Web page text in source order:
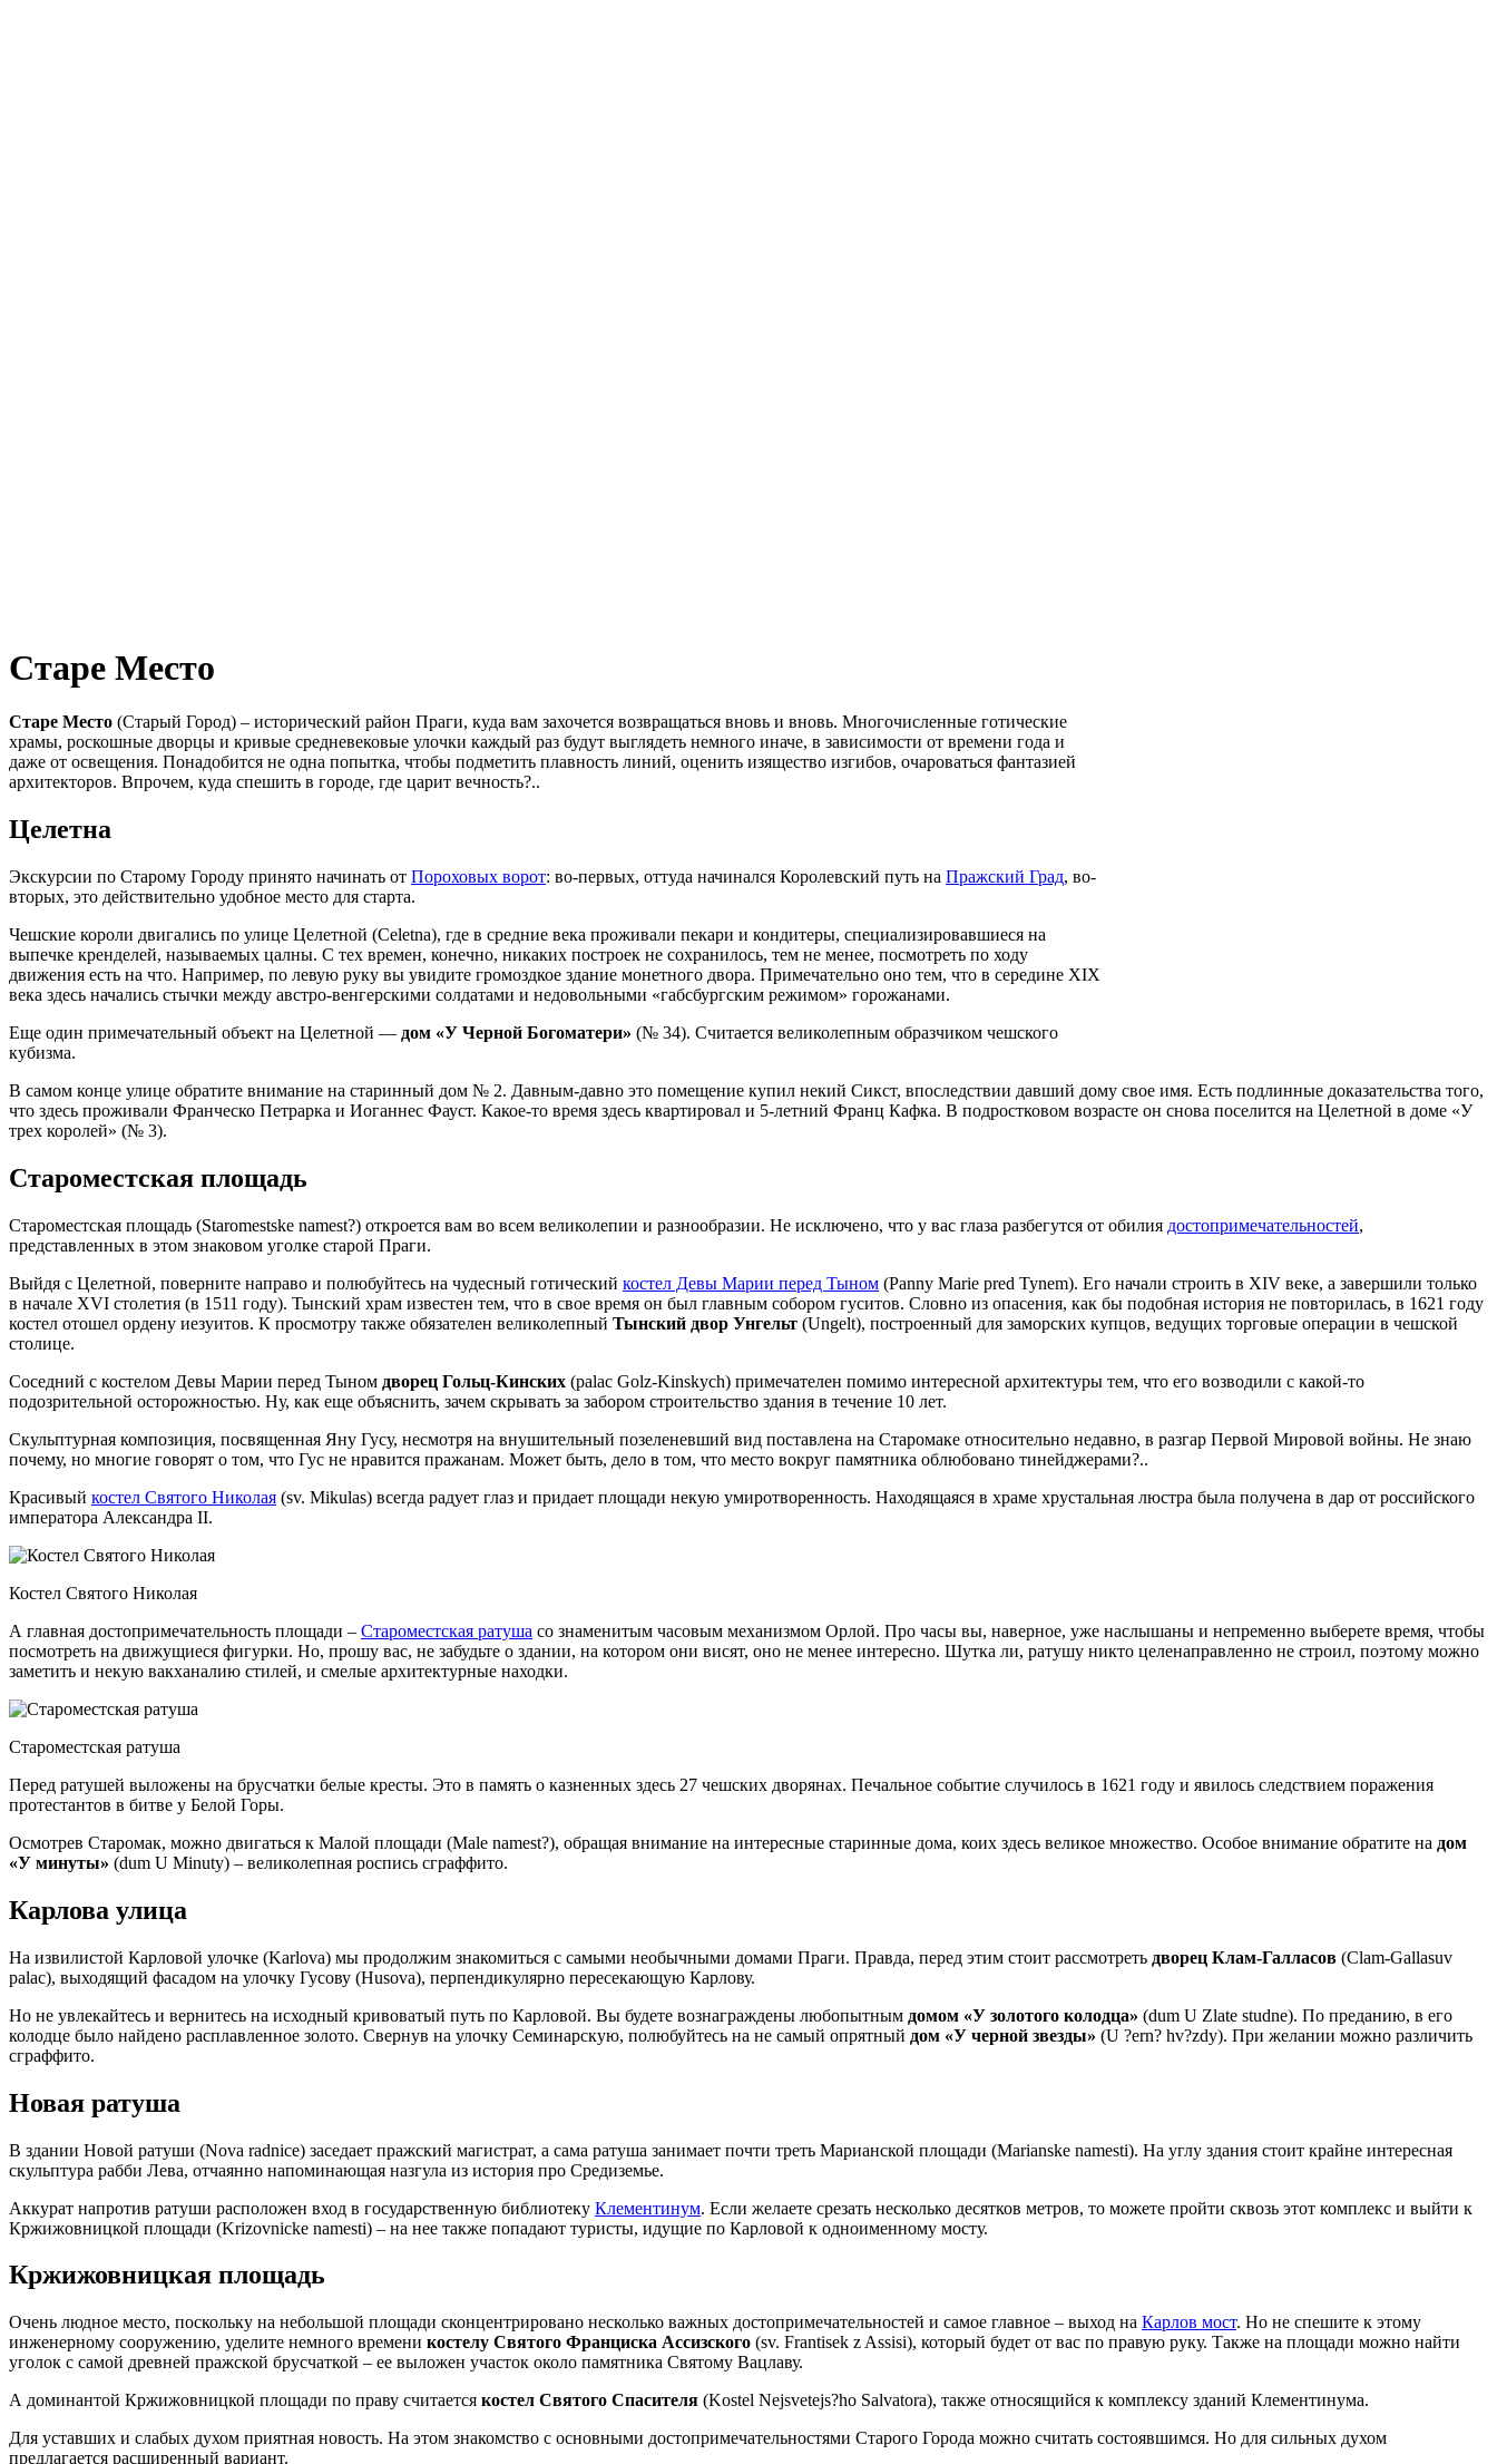
Старе Место
Старе Место (Старый Город) – исторический район Праги, куда вам захочется возвращаться вновь и вновь. Многочисленные готические
храмы, роскошные дворцы и кривые средневековые улочки каждый раз будут выглядеть немного иначе, в зависимости от времени года и
даже от освещения. Понадобится не одна попытка, чтобы подметить плавность линий, оценить изящество изгибов, очароваться фантазией
архитекторов. Впрочем, куда спешить в городе, где царит вечность?..
Целетна
Экскурсии по Старому Городу принято начинать от Пороховых ворот: во-первых, оттуда начинался Королевский путь на Пражский Град, во-
вторых, это действительно удобное место для старта.
Чешские короли двигались по улице Целетной (Celetna), где в средние века проживали пекари и кондитеры, специализировавшиеся на
выпечке кренделей, называемых цалны. С тех времен, конечно, никаких построек не сохранилось, тем не менее, посмотреть по ходу
движения есть на что. Например, по левую руку вы увидите громоздкое здание монетного двора. Примечательно оно тем, что в середине XIX
века здесь начались стычки между австро-венгерскими солдатами и недовольными «габсбургским режимом» горожанами.
Еще один примечательный объект на Целетной — дом «У Черной Богоматери» (№ 34). Считается великолепным образчиком чешского
кубизма.
В самом конце улице обратите внимание на старинный дом № 2. Давным-давно это помещение купил некий Сикст, впоследствии давший дому свое имя. Есть подлинные доказательства того,
что здесь проживали Франческо Петрарка и Иоганнес Фауст. Какое-то время здесь квартировал и 5-летний Франц Кафка. В подростковом возрасте он снова поселится на Целетной в доме «У
трех королей» (№ 3).
Староместская площадь
Староместская площадь (Staromestske namest?) откроется вам во всем великолепии и разнообразии. Не исключено, что у вас глаза разбегутся от обилия достопримечательностей,
представленных в этом знаковом уголке старой Праги.
Выйдя с Целетной, поверните направо и полюбуйтесь на чудесный готический костел Девы Марии перед Тыном (Panny Marie pred Tynem). Его начали строить в XIV веке, а завершили только
в начале XVI столетия (в 1511 году). Тынский храм известен тем, что в свое время он был главным собором гуситов. Словно из опасения, как бы подобная история не повторилась, в 1621 году
костел отошел ордену иезуитов. К просмотру также обязателен великолепный Тынский двор Унгельт (Ungelt), построенный для заморских купцов, ведущих торговые операции в чешской
столице.
Соседний с костелом Девы Марии перед Тыном дворец Гольц-Кинских (palac Golz-Kinskych) примечателен помимо интересной архитектуры тем, что его возводили с какой-то
подозрительной осторожностью. Ну, как еще объяснить, зачем скрывать за забором строительство здания в течение 10 лет.
Скульптурная композиция, посвященная Яну Гусу, несмотря на внушительный позеленевший вид поставлена на Старомаке относительно недавно, в разгар Первой Мировой войны. Не знаю
почему, но многие говорят о том, что Гус не нравится пражанам. Может быть, дело в том, что место вокруг памятника облюбовано тинейджерами?..
Красивый костел Святого Николая (sv. Mikulas) всегда радует глаз и придает площади некую умиротворенность. Находящаяся в храме хрустальная люстра была получена в дар от российского
императора Александра II.
Костел Святого Николая
А главная достопримечательность площади – Староместская ратуша со знаменитым часовым механизмом Орлой. Про часы вы, наверное, уже наслышаны и непременно выберете время, чтобы
посмотреть на движущиеся фигурки. Но, прошу вас, не забудьте о здании, на котором они висят, оно не менее интересно. Шутка ли, ратушу никто целенаправленно не строил, поэтому можно
заметить и некую вакханалию стилей, и смелые архитектурные находки.
Староместская ратуша
Перед ратушей выложены на брусчатки белые кресты. Это в память о казненных здесь 27 чешских дворянах. Печальное событие случилось в 1621 году и явилось следствием поражения
протестантов в битве у Белой Горы.
Осмотрев Старомак, можно двигаться к Малой площади (Male namest?), обращая внимание на интересные старинные дома, коих здесь великое множество. Особое внимание обратите на дом
«У минуты» (dum U Minuty) – великолепная роспись сграффито.
Карлова улица
На извилистой Карловой улочке (Karlova) мы продолжим знакомиться с самыми необычными домами Праги. Правда, перед этим стоит рассмотреть дворец Клам-Галласов (Clam-Gallasuv
palac), выходящий фасадом на улочку Гусову (Husova), перпендикулярно пересекающую Карлову.
Но не увлекайтесь и вернитесь на исходный кривоватый путь по Карловой. Вы будете вознаграждены любопытным домом «У золотого колодца» (dum U Zlate studne). По преданию, в его
колодце было найдено расплавленное золото. Свернув на улочку Семинарскую, полюбуйтесь на не самый опрятный дом «У черной звезды» (U ?ern? hv?zdy). При желании можно различить
сграффито.
Новая ратуша
В здании Новой ратуши (Nova radnice) заседает пражский магистрат, а сама ратуша занимает почти треть Марианской площади (Marianske namesti). На углу здания стоит крайне интересная
скульптура рабби Лева, отчаянно напоминающая назгула из история про Средиземье.
Аккурат напротив ратуши расположен вход в государственную библиотеку Клементинум. Если желаете срезать несколько десятков метров, то можете пройти сквозь этот комплекс и выйти к
Кржижовницкой площади (Krizovnicke namesti) – на нее также попадают туристы, идущие по Карловой к одноименному мосту.
Кржижовницкая площадь
Очень людное место, поскольку на небольшой площади сконцентрировано несколько важных достопримечательностей и самое главное – выход на Карлов мост. Но не спешите к этому
инженерному сооружению, уделите немного времени костелу Святого Франциска Ассизского (sv. Frantisek z Assisi), который будет от вас по правую руку. Также на площади можно найти
уголок с самой древней пражской брусчаткой – ее выложен участок около памятника Святому Вацлаву.
А доминантой Кржижовницкой площади по праву считается костел Святого Спасителя (Kostel Nejsvetejs?ho Salvatora), также относящийся к комплексу зданий Клементинума.
Для уставших и слабых духом приятная новость. На этом знакомство с основными достопримечательностями Старого Города можно считать состоявшимся. Но для сильных духом
предлагается расширенный вариант.